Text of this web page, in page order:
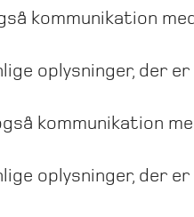
kommunikation
oplysninger, der
kommunikation
oplysninger, der